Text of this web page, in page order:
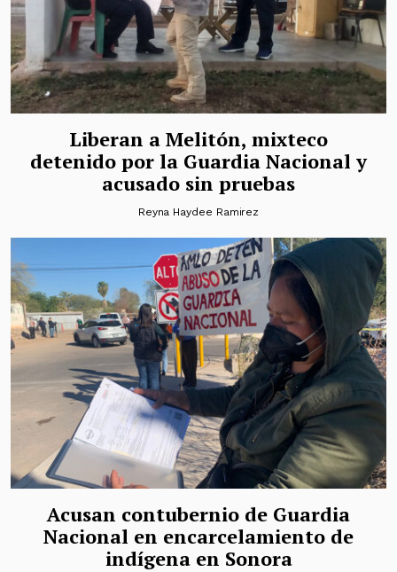
Liberan a Melitón, mixteco
detenido por la Guardia Nacional y
acusado sin pruebas
Reyna Haydee Ramirez
Acusan contubernio de Guardia
Nacional en encarcelamiento de
indígena en Sonora